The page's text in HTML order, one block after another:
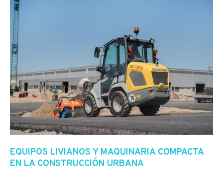
EQUIPOS LIVIANOS Y MAQUINARIA COMPACTA
EN LA CONSTRUCCIÓN URBANA